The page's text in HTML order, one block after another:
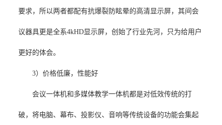
要求，所以两者都配有抗爆裂防眩晕的高清显示屏，其间会
议器具更是全系4kHD显示屏，创始了行业先河，只为给用户
更好的体会。
3）价格低廉，性能好
会议一体机和多媒体教学一体机都是对低效传统的打
破，将电脑、幕布、投影仪、音响等传统设备的功能会集起